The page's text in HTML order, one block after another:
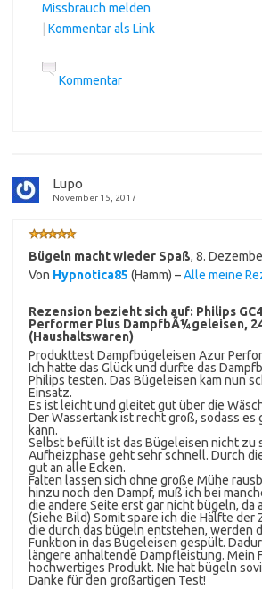
Missbrauch melden
Kommentar als Link
Kommentar
Lupo
November 15, 2017
Bügeln macht wieder Spaß, 8.
Von Hypnotica85 (Hamm) –Alle meine
Rezension bezieht sich auf: Philips
Performer Plus DampfbÃ¼geleisen,
(Haushaltswaren)
Produkttest Dampfbügeleisen Azur
Ich hatte das Glück und durfte das
Philips testen. Das Bügeleisen kam nun
Einsatz.
Es ist leicht und gleitet gut über die
Der Wassertank ist recht groß, sodass
kann.
Selbst befüllt ist das Bügeleisen nicht zu
Aufheizphase geht sehr schnell. Durch
gut an alle Ecken.
Falten lassen sich ohne große Mühe
hinzu noch den Dampf, muß ich bei
die andere Seite erst gar nicht bügeln, da
(Siehe Bild) Somit spare ich die Hälfte der
die durch das bügeln entstehen, werden
Funktion in das Bügeleisen gespült.
längere anhaltende Dampfleistung. Mein
hochwertiges Produkt. Nie hat bügeln
Danke für den großartigen Test!